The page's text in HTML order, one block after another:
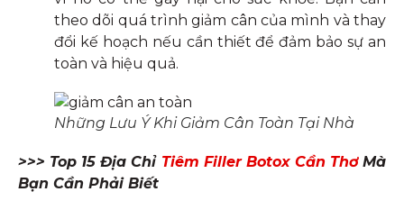
theo dõi quá trình giảm cân của mình và thay
đổi kế hoạch nếu cần thiết để đảm bảo sự an
toàn và hiệu quả.
Những Lưu Ý Khi Giảm Cân Toàn Tại Nhà
>>> Top 15 Địa Chỉ Tiêm Filler Botox Cần ThơMà
Bạn Cần Phải Biết